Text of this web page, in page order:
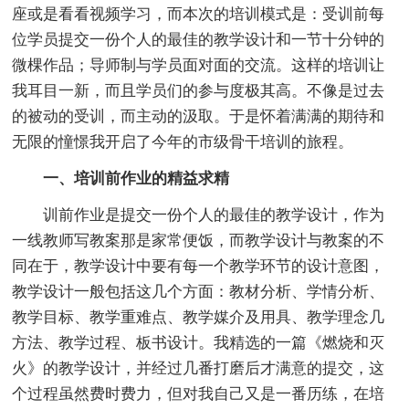
座或是看看视频学习，而本次的培训模式是：受训前每
位学员提交一份个人的最佳的教学设计和一节十分钟的
微棵作品；导师制与学员面对面的交流。这样的培训让
我耳目一新，而且学员们的参与度极其高。不像是过去
的被动的受训，而主动的汲取。于是怀着满满的期待和
无限的憧憬我开启了今年的市级骨干培训的旅程。
一、培训前作业的精益求精
训前作业是提交一份个人的最佳的教学设计，作为
一线教师写教案那是家常便饭，而教学设计与教案的不
同在于，教学设计中要有每一个教学环节的设计意图，
教学设计一般包括这几个方面：教材分析、学情分析、
教学目标、教学重难点、教学媒介及用具、教学理念几
方法、教学过程、板书设计。我精选的一篇《燃烧和灭
火》的教学设计，并经过几番打磨后才满意的提交，这
个过程虽然费时费力，但对我自己又是一番历练，在培